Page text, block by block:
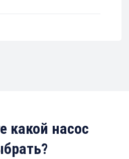
какой насос